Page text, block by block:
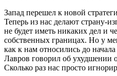
Запад перешел к новой
Теперь из нас делают страну-
не будет иметь никаких дел и
собственных границах. Но у
как к нам относились до
Лавров говорил об
Сколько раз нас просто